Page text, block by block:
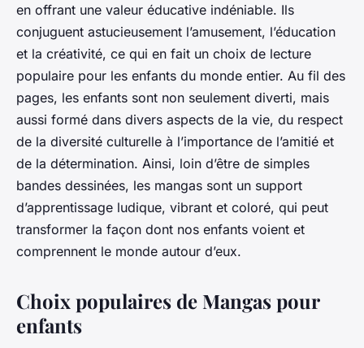
en offrant une valeur éducative indéniable. Ils
conjuguent astucieusement l’amusement, l’éducation
et la créativité, ce qui en fait un choix de lecture
populaire pour les enfants du monde entier. Au fil des
pages, les enfants sont non seulement diverti, mais
aussi formé dans divers aspects de la vie, du respect
de la diversité culturelle à l’importance de l’amitié et
de la détermination. Ainsi, loin d’être de simples
bandes dessinées, les mangas sont un support
d’apprentissage ludique, vibrant et coloré, qui peut
transformer la façon dont nos enfants voient et
comprennent le monde autour d’eux.
Choix populaires de Mangas pour
enfants